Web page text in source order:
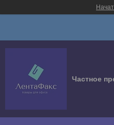
Частное